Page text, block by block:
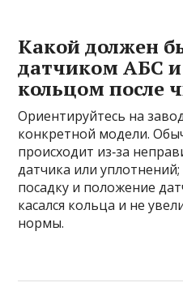
Какой должен
датчиком АБС
кольцом после
Ориентируйтесь на
конкретной модели.
происходит из‑за
датчика или
посадку и положение
касался кольца и не
нормы.